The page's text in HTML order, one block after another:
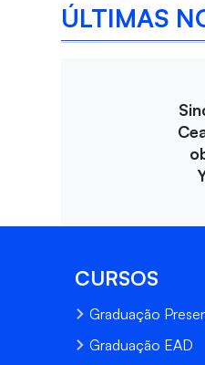
ÚLTIMAS
CURSOS
Graduação
Graduação EAD